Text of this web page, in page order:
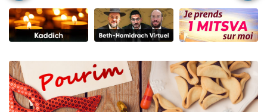
Eva vient de donner son Maasser
4 personnes viennent de nous rejoindre sur WhatsApp
3 personnes viennent de nous rejoindre sur WhatsApp
3 personnes viennent de faire un don pour 5 jours de vacances aux Orphelins
Odaya vient de donner son Maasser
13 personnes viennent de demander une bénédiction